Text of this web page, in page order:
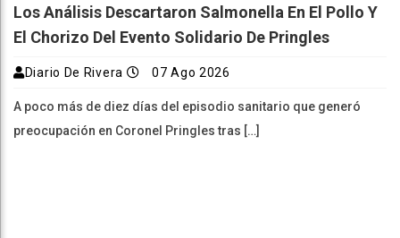
Los Análisis Descartaron Salmonella En El Pollo Y
El Chorizo Del Evento Solidario De Pringles
Diario De Rivera 07 Ago 2026
A poco más de diez días del episodio sanitario que generó
preocupación en Coronel Pringles tras […]